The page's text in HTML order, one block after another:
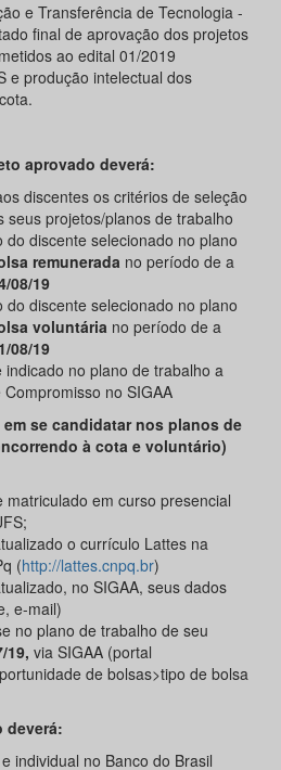
e Transferência de Tecnologia -
final de aprovação dos projetos
ao edital 01/2019
e produção intelectual dos
aprovado deverá:
discentes os critérios de seleção
seus projetos/planos de trabalho
do discente selecionado no plano
remunerada no período de a
08/19
do discente selecionado no plano
voluntária no período de a
08/19
no plano de trabalho a
no SIGAA
se candidatar nos planos de
à cota e voluntário)
matriculado em curso presencial
o currículo Lattes na
(http://lattes.cnpq.br)
no SIGAA, seus dados
e-mail)
no plano de trabalho de seu
19, via SIGAA (portal
de bolsas>tipo de bolsa
deverá:
individual no Banco do Brasil